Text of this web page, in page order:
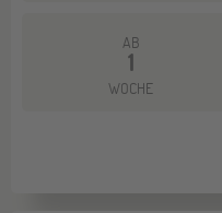
AB
1
WOCHE